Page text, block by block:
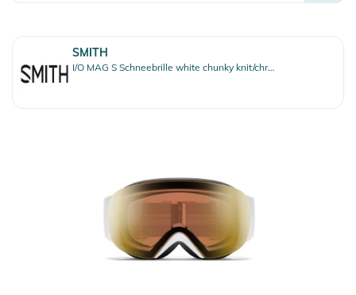
SMITH
I/O MAG S Schneebrille white chunky knit/chromapop pro photochromic gold mirror